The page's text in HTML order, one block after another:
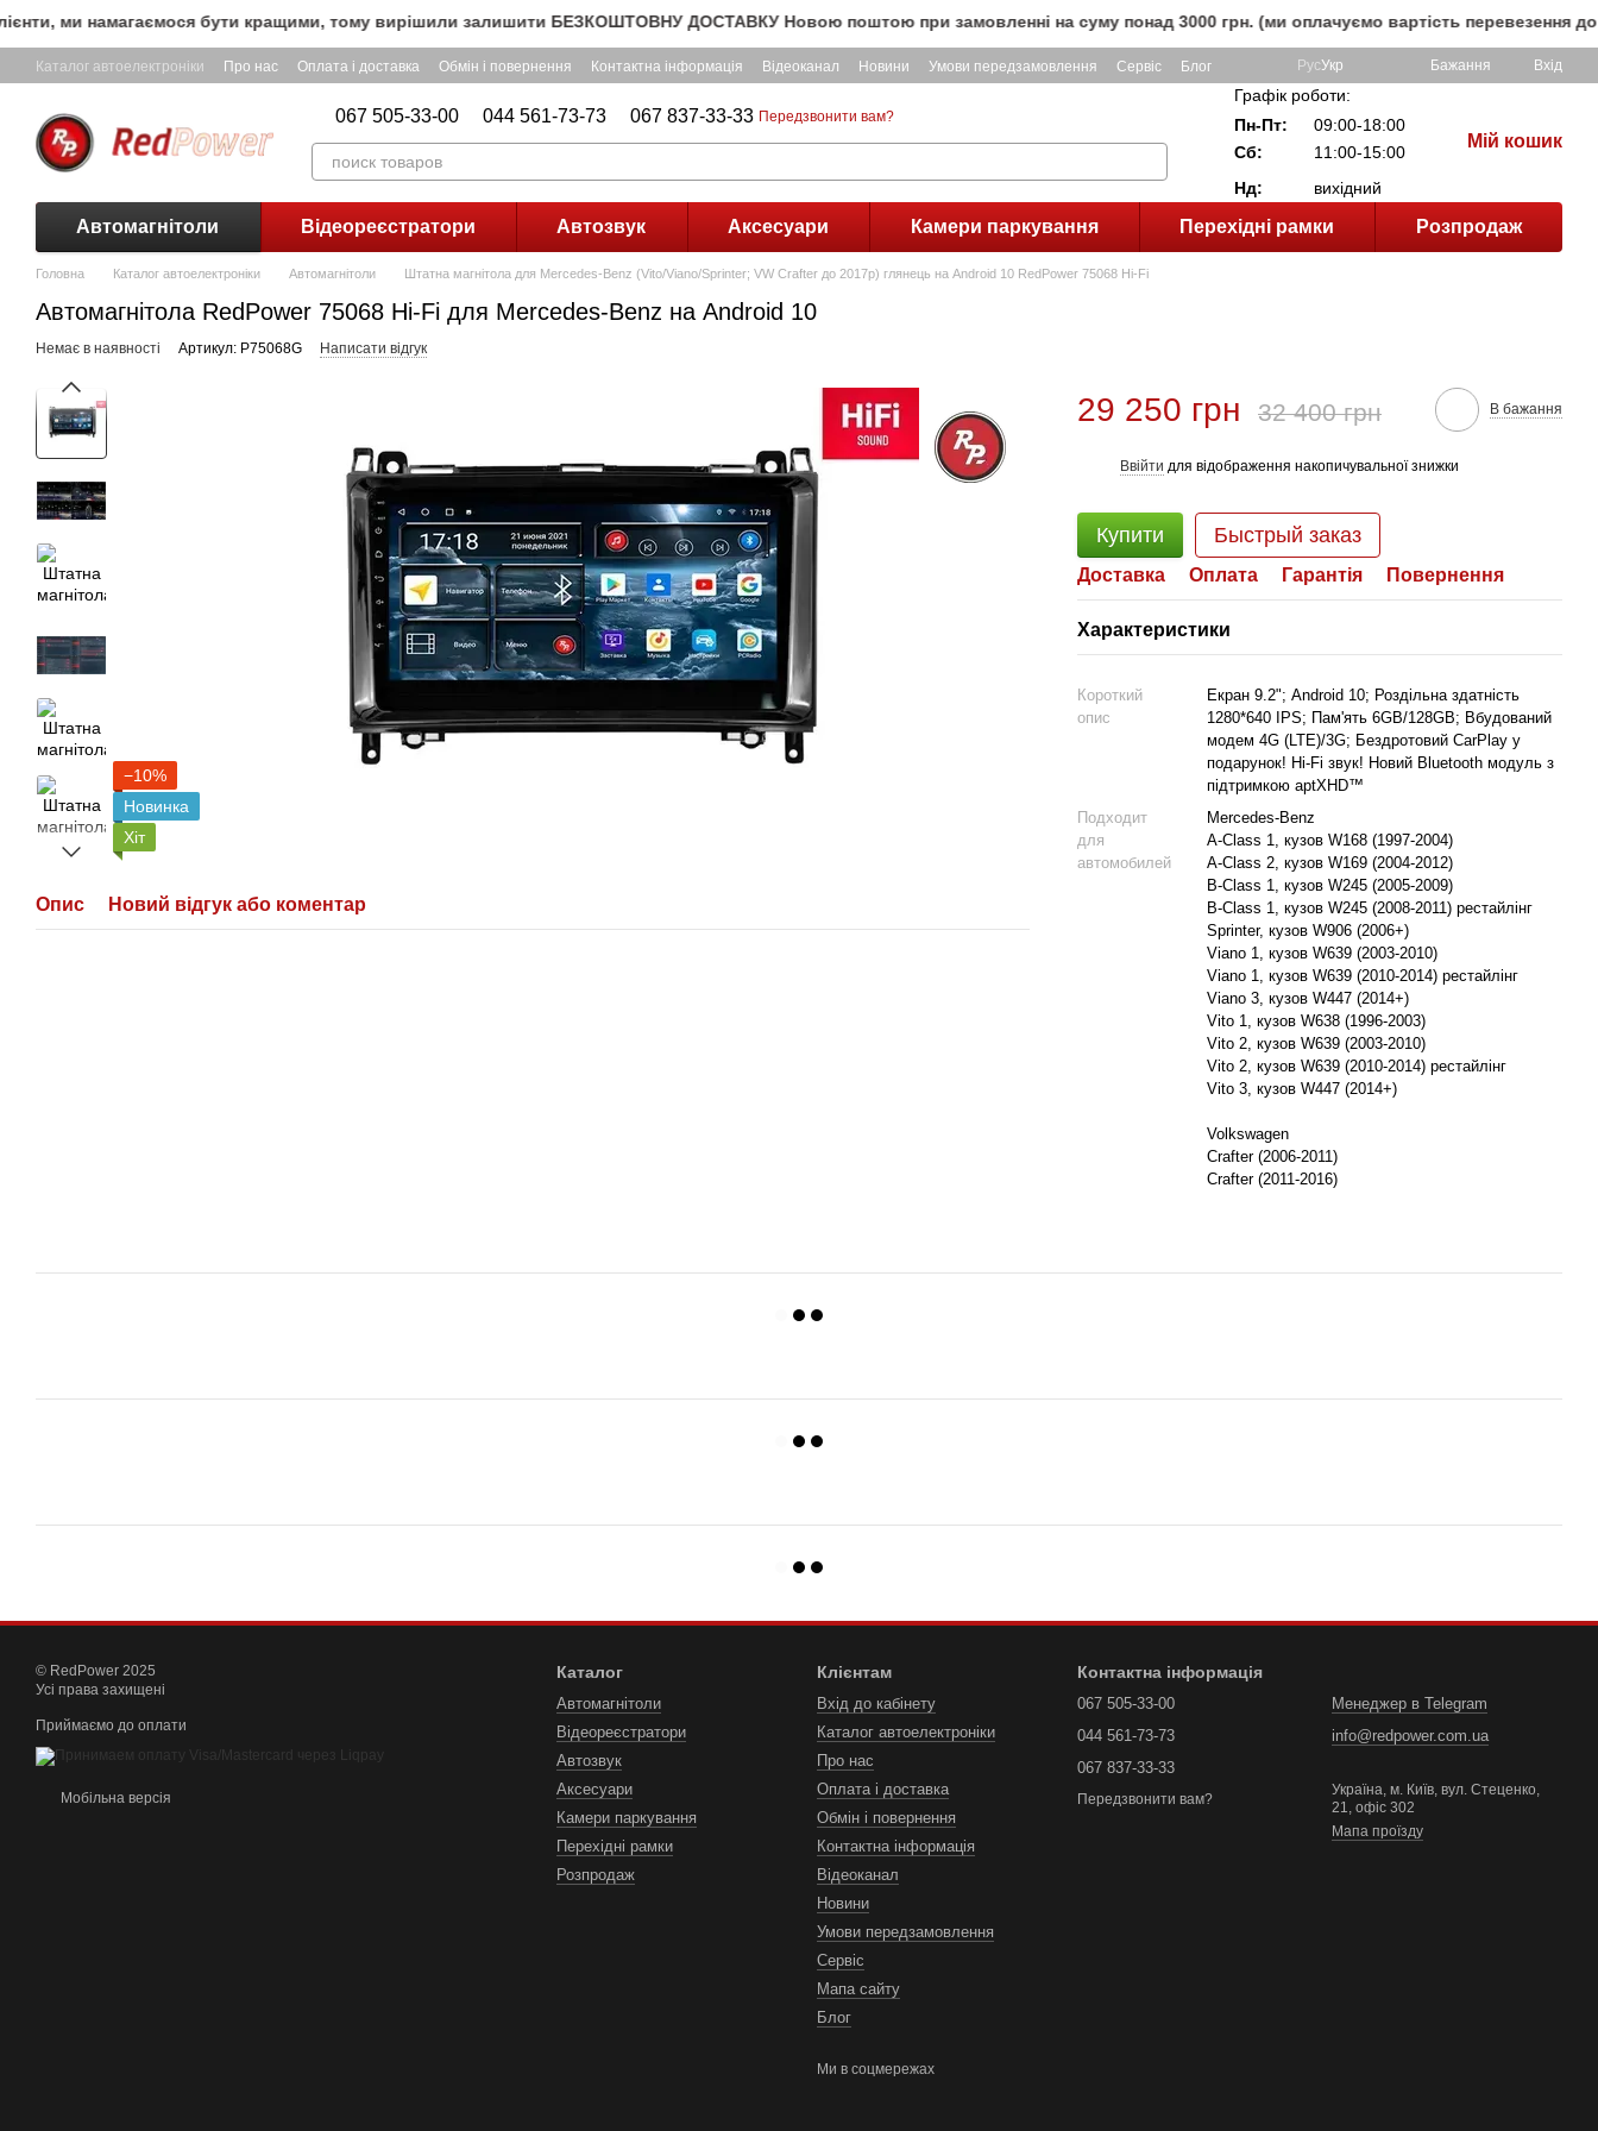
Перейти до основного контенту
ми намагаємося бути кращими, тому вирішили залишити БЕЗКОШТОВНУ ДОСТАВКУ Новою поштою при замовленні на суму понад 3000 грн. (ми оплачуємо вартість перевезення до
Каталог автоелектроніки Про нас Оплата і доставка Обмін і повернення Контактна інформація Відеоканал Новини Умови передзамовлення Сервіс Блог РусУкр Бажання Вхід
067 505-33-00 044 561-73-73 067 837-33-33 Передзвонити вам?
Графік роботи:
Пн-Пт:
09:00-18:00
Сб:
11:00-15:00
Нд:
вихідний
Мій кошик
Автомагнітоли Відеореєстратори Автозвук Аксесуари Камери паркування Перехідні рамки Розпродаж
Головна Каталог автоелектроніки Автомагнітоли Штатна магнітола для Mercedes-Benz (Vito/Viano/Sprinter; VW Crafter до 2017р) глянець на Android 10 RedPower 75068 Hi-Fi
Автомагнітола RedPower 75068 Hi-Fi для Mercedes-Benz на Android 10
Немає в наявності Артикул: P75068G Написати відгук
−10%
Новинка
Хіт
Опис Новий відгук або коментар
29 250 грн 32 400 грн В бажання
Ввійти для відображення накопичувальної знижки
Купити Быстрый заказ
Доставка Оплата Гарантія Повернення
Характеристики
Короткий
опис
Екран 9.2"; Android 10; Роздільна здатність
1280*640 IPS; Пам'ять 6GB/128GB; Вбудований
модем 4G (LTE)/3G; Бездротовий CarPlay у
подарунок! Hi-Fi звук! Новий Bluetooth модуль з
підтримкою aptXHD™
Подходит
для
автомобилей
Mercedes-Benz
A-Class 1, кузов W168 (1997-2004)
A-Class 2, кузов W169 (2004-2012)
B-Class 1, кузов W245 (2005-2009)
B-Class 1, кузов W245 (2008-2011) рестайлінг
Sprinter, кузов W906 (2006+)
Viano 1, кузов W639 (2003-2010)
Viano 1, кузов W639 (2010-2014) рестайлінг
Viano 3, кузов W447 (2014+)
Vito 1, кузов W638 (1996-2003)
Vito 2, кузов W639 (2003-2010)
Vito 2, кузов W639 (2010-2014) рестайлінг
Vito 3, кузов W447 (2014+)
Volkswagen
Crafter (2006-2011)
Crafter (2011-2016)
© RedPower 2025
Усі права захищені
Приймаємо до оплати
Мобільна версія
Каталог
Автомагнітоли
Відеореєстратори
Автозвук
Аксесуари
Камери паркування
Перехідні рамки
Розпродаж
Клієнтам
Вхід до кабінету
Каталог автоелектроніки
Про нас
Оплата і доставка
Обмін і повернення
Контактна інформація
Відеоканал
Новини
Умови передзамовлення
Сервіс
Мапа сайту
Блог
Ми в соцмережах
Контактна інформація
067 505-33-00
044 561-73-73
067 837-33-33
Передзвонити вам?
Менеджер в Telegram
info@redpower.com.ua
Україна, м. Київ, вул. Стеценко,
21, офіс 302
Мапа проїзду